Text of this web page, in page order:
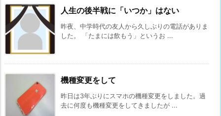
人生の後半戦に「いつか」はない
昨夜、中学時代の友人から久しぶりの電話がありま
した。 「たまには飲もう」というお ...
機種変更をして
昨日は3年ぶりにスマホの機種変更をしました。過
去に何度も機種変更をしてきましたが ...